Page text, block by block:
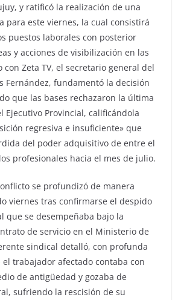
y ratificó la realización de una
para este viernes, la cual consistirá
puestos laborales con posterior
y acciones de visibilización en las
con Zeta TV, el secretario general del
Fernández, fundamentó la decisión
que las bases rechazaron la última
Ejecutivo Provincial, calificándola
regresiva e insuficiente» que
del poder adquisitivo de entre el
profesionales hacia el mes de julio.
se profundizó de manera
viernes tras confirmarse el despido
que se desempeñaba bajo la
de servicio en el Ministerio de
sindical detalló, con profunda
trabajador afectado contaba con
de antigüedad y gozaba de
sufriendo la rescisión de su